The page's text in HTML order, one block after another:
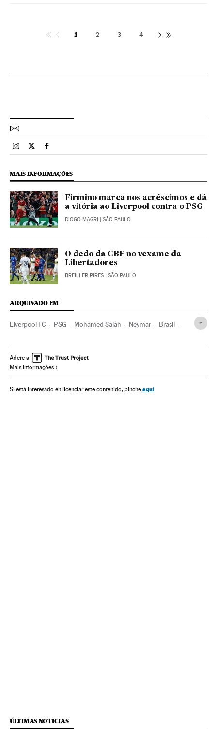
1 2 3 4
Esportes El País Brasil en Instagram
Esportes El País Brasil en Twitter
Esportes El País Brasil en Facebook
MAIS INFORMAÇÕES
Firmino marca nos acréscimos e dá
a vitória ao Liverpool contra o PSG
DIOGO MAGRI | SÃO PAULO
O dedo da CBF no vexame da
Libertadores
BREILLER PIRES | SÃO PAULO
ARQUIVADO EM
Liverpool FC PSG Mohamed Salah Neymar Brasil
América Champions League 2018/2019
Champions League
Adere a
Mais informações
Si está interesado en licenciar este contenido, pinche aquí
ÚLTIMAS NOTICIAS